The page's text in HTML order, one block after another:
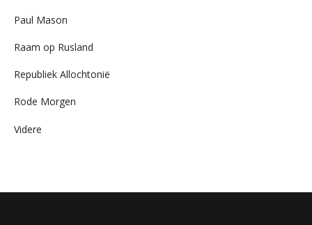
Paul Mason
Raam op Rusland
Republiek Allochtonië
Rode Morgen
Videre